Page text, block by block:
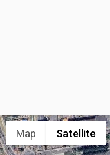
Map Satellite